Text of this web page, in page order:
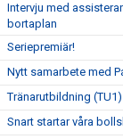
Intervju med
bortaplan
Seriepremiär!
Nytt samarbete med
Tränarutbildning (TU1)
Snart startar våra